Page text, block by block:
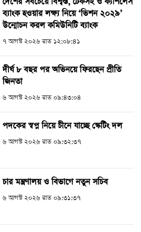
ব্যাংক হওয়ার লক্ষ্য নিয়ে ‘ভিশন ২০২৯’
উন্মোচন করল কমিউনিটি ব্যাংক
৭ আগস্ট ২০২৬ রাত ১২:০৮:৪১
দীর্ঘ ৮ বছর পর অভিনয়ে ফিরছেন প্রীতি
জিনতা
৬ আগস্ট ২০২৬ রাত ০৯:৪৩:০৪
পদকের স্বপ্ন নিয়ে চীনে যাচ্ছে স্কেটিং দল
৬ আগস্ট ২০২৬ রাত ০৯:৩২:৩৭
চার মন্ত্রণালয় ও বিভাগে নতুন সচিব
৬ আগস্ট ২০২৬ রাত ০৯:৩১:৩৭